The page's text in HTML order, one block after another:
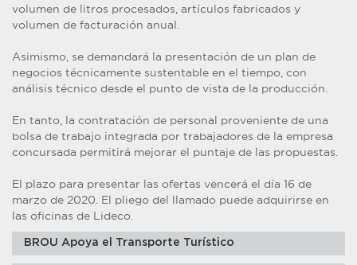
volumen de litros procesados, artículos fabricados y
volumen de facturación anual.
Asimismo, se demandará la presentación de un plan de
negocios técnicamente sustentable en el tiempo, con
análisis técnico desde el punto de vista de la producción.
En tanto, la contratación de personal proveniente de una
bolsa de trabajo integrada por trabajadores de la empresa
concursada permitirá mejorar el puntaje de las propuestas.
El plazo para presentar las ofertas vencerá el día 16 de
marzo de 2020. El pliego del llamado puede adquirirse en
las oficinas de Lideco.
BROU Apoya el Transporte Turístico